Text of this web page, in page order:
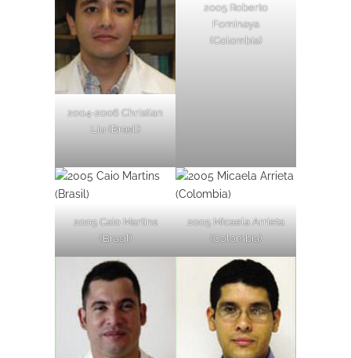
2004-2006 Christian
Liu (Brasil)
2005 Roberto
Fominaya
(Colombia)
2005 Caio Martins
(Brasil)
2005 Micaela Arrieta
(Colombia)